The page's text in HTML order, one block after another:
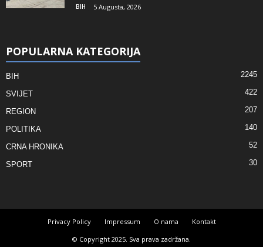
BIH 5 Augusta, 2026
POPULARNA KATEGORIJA
BIH 2245
SVIJET 422
REGION 207
POLITIKA 140
CRNA HRONIKA 52
SPORT 30
Privacy Policy Impressum O nama
Kontakt
© Copyright 2025. Sva prava zadržana.